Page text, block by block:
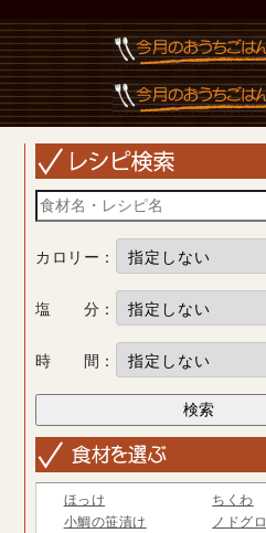
カロリー：
塩 分：
時 間：
ほっけ
ちくわ
小鯛の笹漬け
ノドグロ